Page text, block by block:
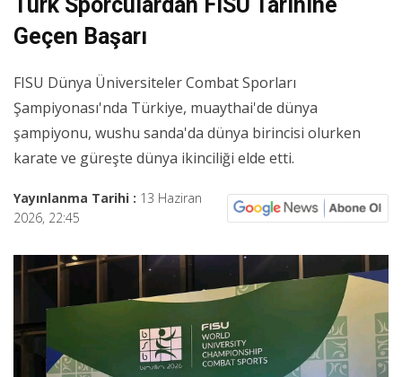
Geçen Başarı
FISU Dünya Üniversiteler Combat Sporları
Şampiyonası'nda Türkiye, muaythai'de dünya
şampiyonu, wushu sanda'da dünya birincisi olurken
karate ve güreşte dünya ikinciliği elde etti.
Yayınlanma Tarihi : 13 Haziran
2026, 22:45